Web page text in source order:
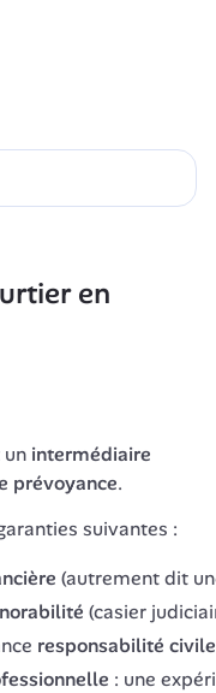
en
un intermédiaire
prévoyance
suivantes :
(autrement dit
(casier
responsabilité
: une